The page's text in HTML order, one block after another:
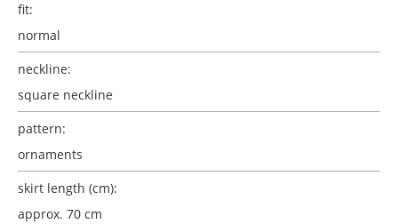
fit:
normal
neckline:
square neckline
pattern:
ornaments
skirt length (cm):
approx. 70 cm